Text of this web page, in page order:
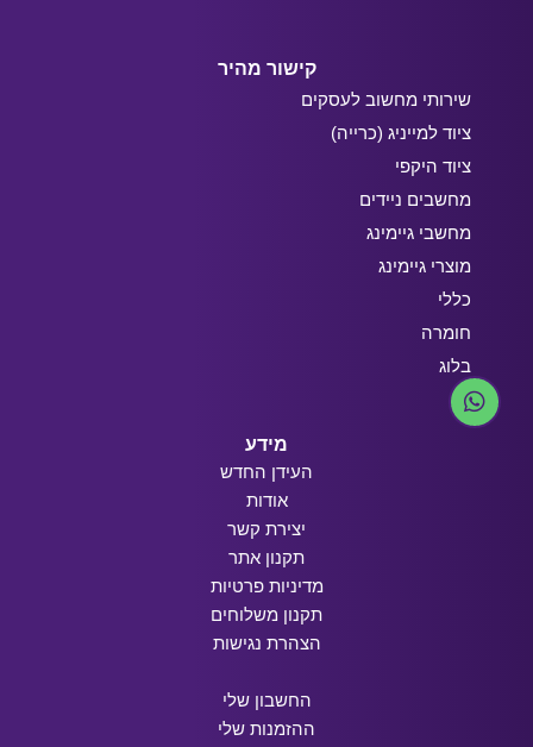
קישור מהיר
שירותי מחשוב לעסקים
ציוד למייניג (כרייה)
ציוד היקפי
מחשבים ניידים
מחשבי גיימינג
מוצרי גיימינג
כללי
חומרה
בלוג
מידע
העידן החדש
אודות
יצירת קשר
תקנון אתר
מדיניות פרטיות
תקנון משלוחים
הצהרת נגישות
החשבון שלי
ההזמנות שלי